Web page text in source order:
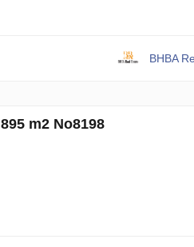
BHBA
m2 No8198